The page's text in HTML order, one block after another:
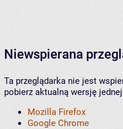
Niewspierana
Ta przeglądarka nie jest
pobierz aktualną wersję
Mozilla Firefox
Google Chrome